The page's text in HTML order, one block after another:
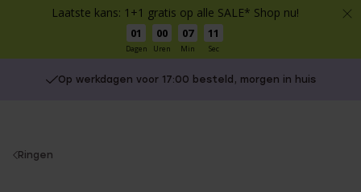
Laatste kans: 1+1 gratis op alle SALE* Shop nu!
01
Dagen
00
Uren
07
Min
10
Sec
Op werkdagen voor 17:00 besteld, morgen in huis
You
Ringen